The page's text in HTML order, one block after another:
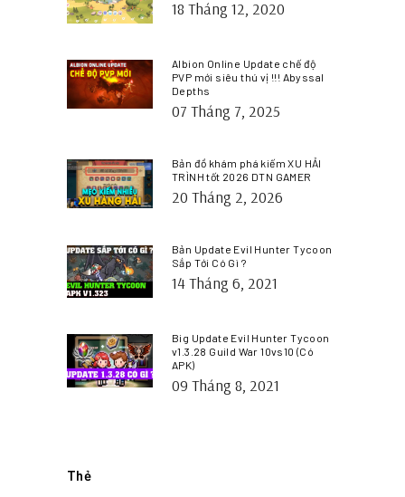
18 Tháng 12, 2020
Albion Online Update chế độ
PVP mới siêu thú vị !!! Abyssal
Depths
07 Tháng 7, 2025
Bản đồ khám phá kiếm XU HẢI
TRÌNH tốt 2026 DTN GAMER
20 Tháng 2, 2026
Bản Update Evil Hunter Tycoon
Sắp Tới Có Gì ?
14 Tháng 6, 2021
Big Update Evil Hunter Tycoon
v1.3.28 Guild War 10vs10 (Có
APK)
09 Tháng 8, 2021
Thẻ